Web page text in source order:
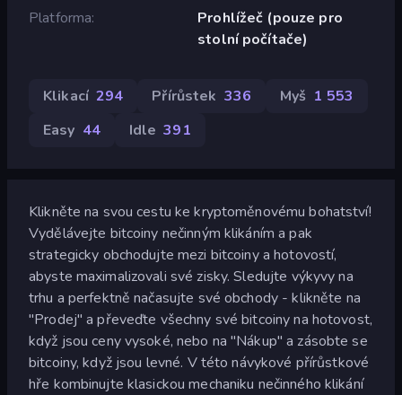
Platforma
Prohlížeč (pouze pro
stolní počítače)
Klikací 294 Přírůstek 336 Myš 1 553
Easy 44 Idle 391
Klikněte na svou cestu ke kryptoměnovému bohatství!
Vydělávejte bitcoiny nečinným klikáním a pak
strategicky obchodujte mezi bitcoiny a hotovostí,
abyste maximalizovali své zisky. Sledujte výkyvy na
trhu a perfektně načasujte své obchody - klikněte na
"Prodej" a převeďte všechny své bitcoiny na hotovost,
když jsou ceny vysoké, nebo na "Nákup" a zásobte se
bitcoiny, když jsou levné. V této návykové přírůstkové
hře kombinujte klasickou mechaniku nečinného klikání